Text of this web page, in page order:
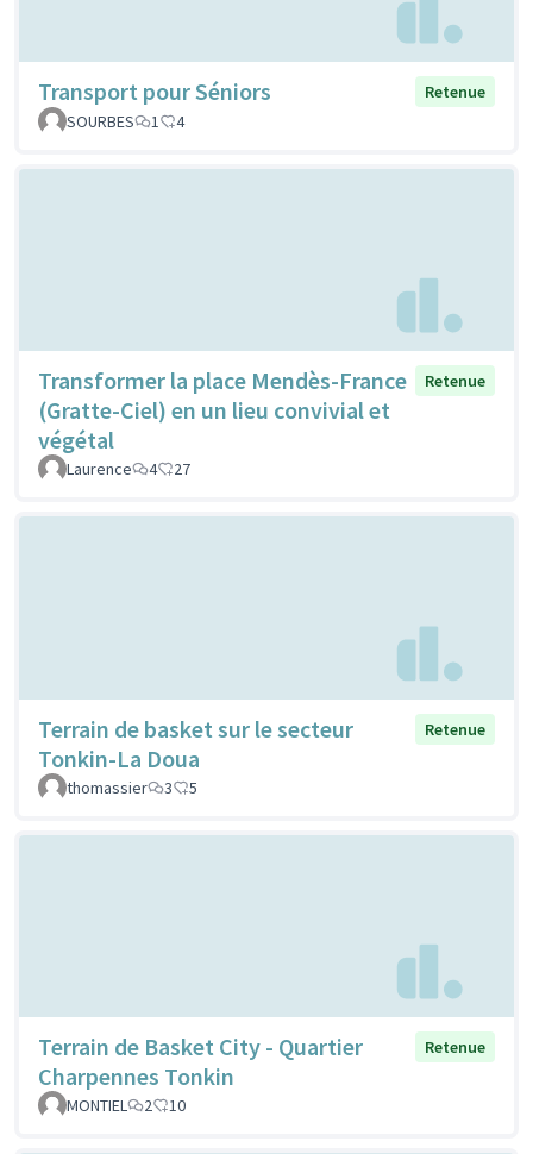
Transport pour Séniors
Retenue
SOURBES
1 4
Transformer la place Mendès-France
(Gratte-Ciel) en un lieu convivial et
végétal
Retenue
Laurence 4 27
Terrain de basket sur le secteur
Tonkin-La Doua
Retenue
thomassier 3 5
Terrain de Basket City - Quartier
Charpennes Tonkin
Retenue
MONTIEL 2 10